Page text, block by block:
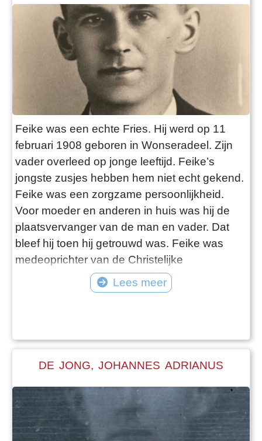
Feike was een echte Fries. Hij werd op 11
februari 1908 geboren in Wonseradeel. Zijn
vader overleed op jonge leeftijd. Feike’s
jongste zusjes hebben hem niet echt gekend.
Feike was een zorgzame persoonlijkheid.
Voor moeder en anderen in huis was hij de
plaatsvervanger van de man en vader. Dat
bleef hij toen hij getrouwd was. Feike was
medeoprichter van de Christelijke
Voetbalvereniging ‘De Zwaluwen’. Hij was een
rasechte voetballer met als bestuurslid
vestigde, verhuisde de hele familie mee.&
Lees meer
DE JONG, JOHANNES ADRIANUS